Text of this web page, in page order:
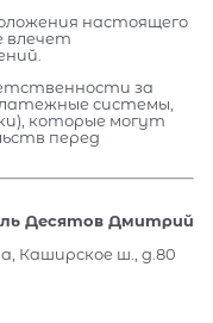
настоящего
влечет
за
системы,
которые могут
перед
Десятов Дмитрий
Каширское ш., д.80